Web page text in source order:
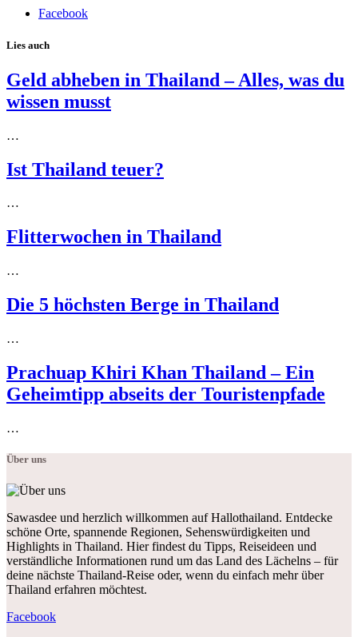
Facebook
Lies auch
Geld abheben in Thailand – Alles, was du
wissen musst
…
Ist Thailand teuer?
…
Flitterwochen in Thailand
…
Die 5 höchsten Berge in Thailand
…
Prachuap Khiri Khan Thailand – Ein
Geheimtipp abseits der Touristenpfade
…
Über uns
Sawasdee und herzlich willkommen auf Hallothailand. Entdecke
schöne Orte, spannende Regionen, Sehenswürdigkeiten und
Highlights in Thailand. Hier findest du Tipps, Reiseideen und
verständliche Informationen rund um das Land des Lächelns – für
deine nächste Thailand-Reise oder, wenn du einfach mehr über
Thailand erfahren möchtest.
Facebook